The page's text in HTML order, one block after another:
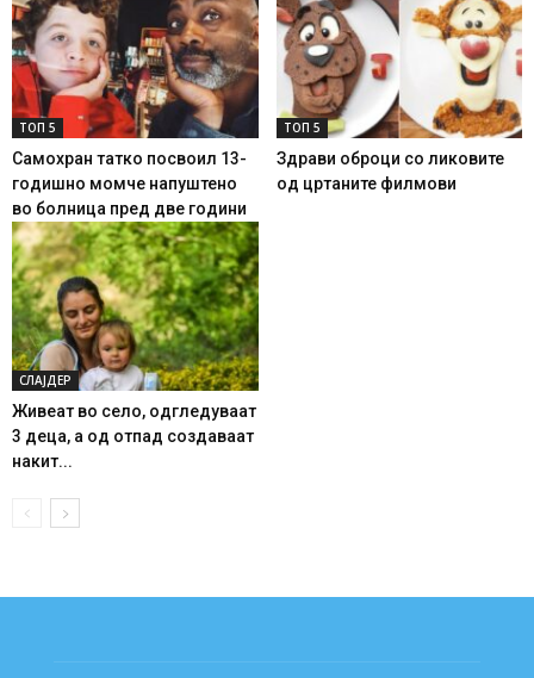
ТОП 5
Самохран татко посвоил 13-
годишно момче напуштено
во болница пред две години
ТОП 5
Здрави оброци со ликовите
од цртаните филмови
СЛАЈДЕР
Живеат во село, одгледуваат
3 деца, а од отпад создаваат
накит...